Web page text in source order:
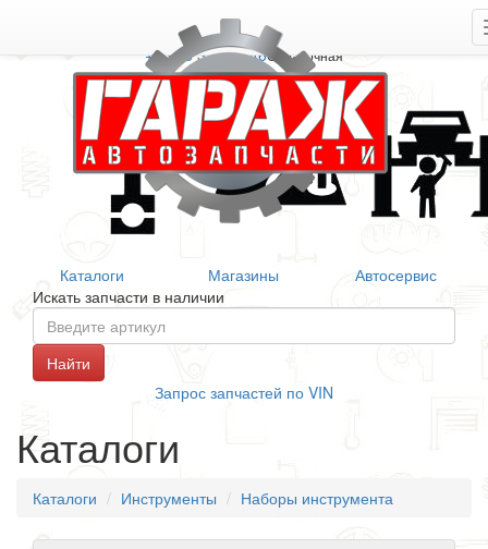
+7 906 377 46 46Справочная
Каталоги Магазины
Автосервис
Искать запчасти в наличии
Запрос запчастей по VIN
Каталоги
Каталоги Инструменты Наборы инструмента